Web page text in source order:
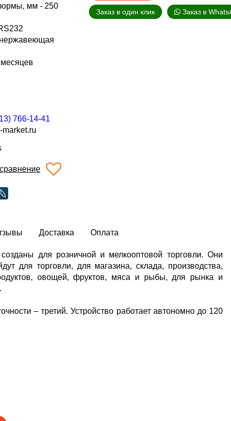
мм - 250
766-14-41
Заказ в один клик Заказ в
созданы для розничной и мелкооптовой торговли. Они
для торговли, для магазина, склада, производства,
овощей, фруктов, мяса и рыбы, для рынка и
– третий. Устройство работает автономно до 120
Доставка Оплата